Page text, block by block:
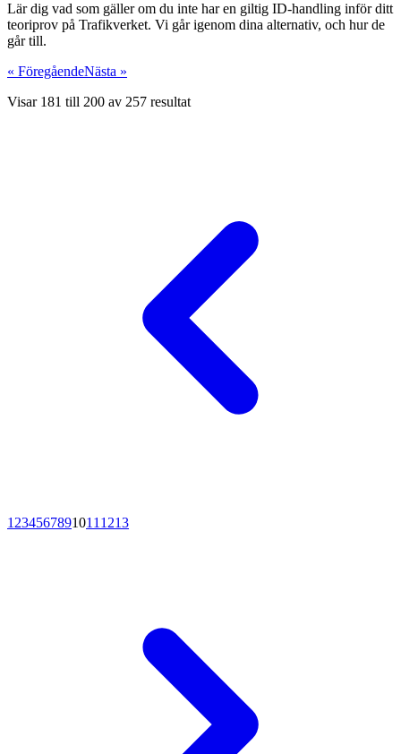
Lär dig vad som gäller om du inte har en giltig ID-handling inför ditt
teoriprov på Trafikverket. Vi går igenom dina alternativ, och hur de
går till.
« FöregåendeNästa »
Visar 181 till 200 av 257 resultat
12345678910111213